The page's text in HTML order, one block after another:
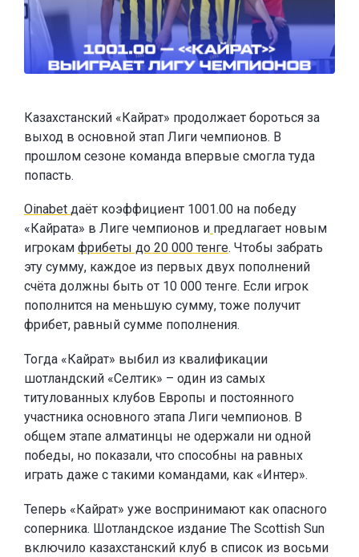
Казахстанский «Кайрат» продолжает бороться за
выход в основной этап Лиги чемпионов. В
прошлом сезоне команда впервые смогла туда
попасть.
Oinabet даёт коэффициент 1001.00 на победу
«Кайрата» в Лиге чемпионов и предлагает новым
игрокам фрибеты до 20 000 тенге. Чтобы забрать
эту сумму, каждое из первых двух пополнений
счёта должны быть от 10 000 тенге. Если игрок
пополнится на меньшую сумму, тоже получит
фрибет, равный сумме пополнения.
Тогда «Кайрат» выбил из квалификации
шотландский «Селтик» – один из самых
титулованных клубов Европы и постоянного
участника основного этапа Лиги чемпионов. В
общем этапе алматинцы не одержали ни одной
победы, но показали, что способны на равных
играть даже с такими командами, как «Интер».
Теперь «Кайрат» уже воспринимают как опасного
соперника. Шотландское издание The Scottish Sun
включило казахстанский клуб в список из восьми